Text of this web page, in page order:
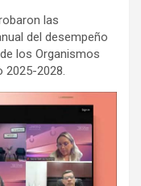
las
del desempeño
los Organismos
2025-2028.